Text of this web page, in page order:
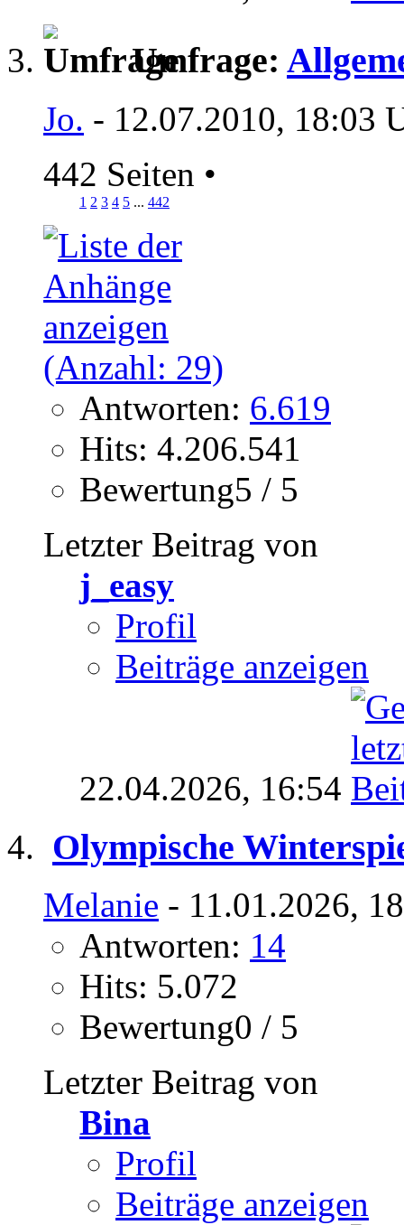
Umfrage:
Jo. - 12.07.2010, 18:03
442 Seiten •
1 2 3 4 5 ... 442
Antworten: 6.619
Hits: 4.206.541
Bewertung5 / 5
Letzter Beitrag von
j_easy
Profil
Beiträge anzeigen
22.04.2026, 16:54
Olympische
Melanie - 11.01.2026,
Antworten: 14
Hits: 5.072
Bewertung0 / 5
Letzter Beitrag von
Bina
Profil
Beiträge anzeigen